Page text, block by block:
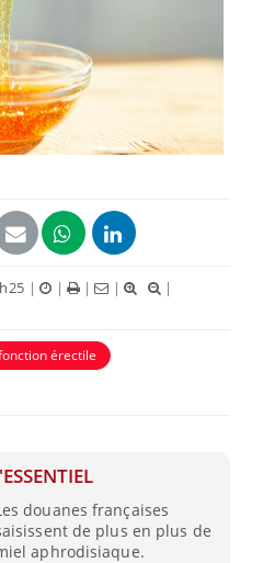
| | | |
|
érectile
douanes françaises
de plus en plus de
aphrodisiaque.